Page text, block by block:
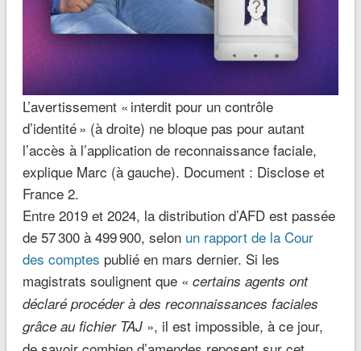
L’avertissement « interdit pour un contrôle
d’identité » (à droite) ne bloque pas pour autant
l’accès à l’application de reconnaissance faciale,
explique Marc (à gauche). Document : Disclose et
France 2.
Entre 2019 et 2024, la distribution d’AFD est passée
de 57 300 à 499 900, selon un rapport de la Cour
des comptes publié en mars dernier. Si les
magistrats soulignent que « certains agents ont
déclaré procéder à des reconnaissances faciales
grâce au fichier TAJ», il est impossible, à ce jour,